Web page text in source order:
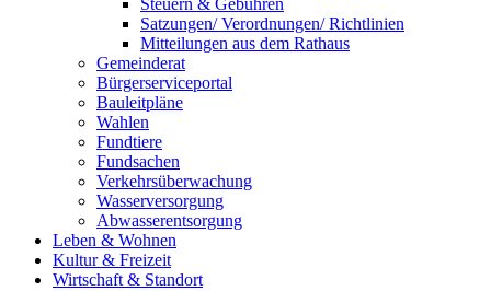
Steuern & Gebühren
Satzungen/ Verordnungen/ Richtlinien
Mitteilungen aus dem Rathaus
Gemeinderat
Bürgerserviceportal
Bauleitpläne
Wahlen
Fundtiere
Fundsachen
Verkehrsüberwachung
Wasserversorgung
Abwasserentsorgung
Leben & Wohnen
Kultur & Freizeit
Wirtschaft & Standort